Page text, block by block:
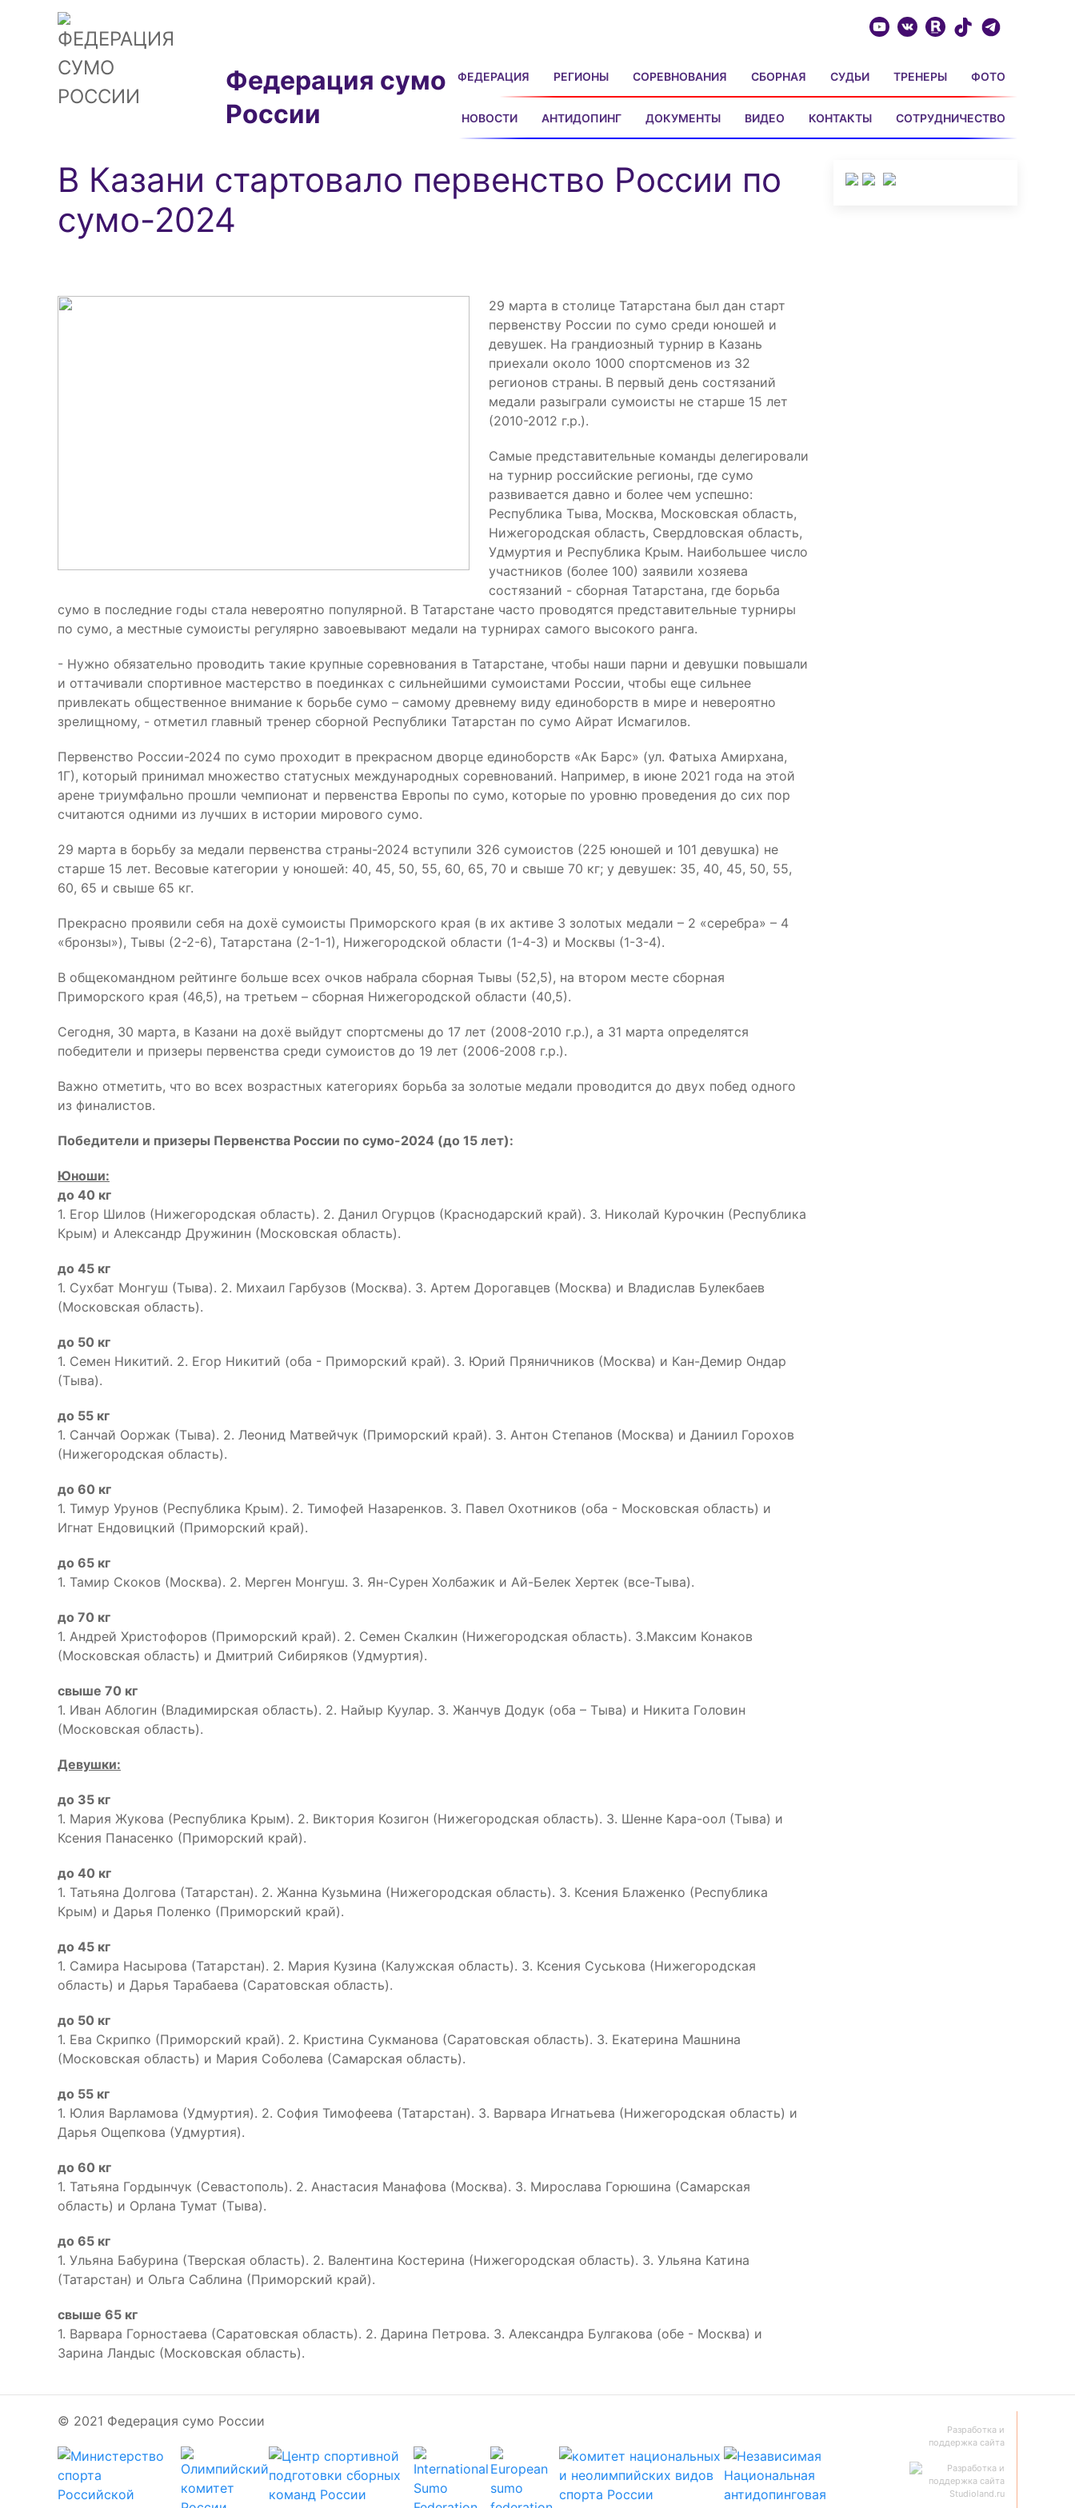
Федерация сумо
России
ФЕДЕРАЦИЯ РЕГИОНЫ СОРЕВНОВАНИЯ СБОРНАЯ СУДЬИ ТРЕНЕРЫ ФОТО
НОВОСТИ АНТИДОПИНГ ДОКУМЕНТЫ ВИДЕО КОНТАКТЫ СОТРУДНИЧЕСТВО
В Казани стартовало первенство России по
сумо-2024
29 марта в столице Татарстана был дан старт
первенству России по сумо среди юношей и
девушек. На грандиозный турнир в Казань
приехали около 1000 спортсменов из 32
регионов страны. В первый день состязаний
медали разыграли сумоисты не старше 15 лет
(2010-2012 г.р.).
Самые представительные команды делегировали
на турнир российские регионы, где сумо
развивается давно и более чем успешно:
Республика Тыва, Москва, Московская область,
Нижегородская область, Свердловская область,
Удмуртия и Республика Крым. Наибольшее число
участников (более 100) заявили хозяева
состязаний - сборная Татарстана, где борьба
сумо в последние годы стала невероятно популярной. В Татарстане часто проводятся представительные турниры
по сумо, а местные сумоисты регулярно завоевывают медали на турнирах самого высокого ранга.
- Нужно обязательно проводить такие крупные соревнования в Татарстане, чтобы наши парни и девушки повышали
и оттачивали спортивное мастерство в поединках с сильнейшими сумоистами России, чтобы еще сильнее
привлекать общественное внимание к борьбе сумо – самому древнему виду единоборств в мире и невероятно
зрелищному, - отметил главный тренер сборной Республики Татарстан по сумо Айрат Исмагилов.
Первенство России-2024 по сумо проходит в прекрасном дворце единоборств «Ак Барс» (ул. Фатыха Амирхана,
1Г), который принимал множество статусных международных соревнований. Например, в июне 2021 года на этой
арене триумфально прошли чемпионат и первенства Европы по сумо, которые по уровню проведения до сих пор
считаются одними из лучших в истории мирового сумо.
29 марта в борьбу за медали первенства страны-2024 вступили 326 сумоистов (225 юношей и 101 девушка) не
старше 15 лет. Весовые категории у юношей: 40, 45, 50, 55, 60, 65, 70 и свыше 70 кг; у девушек: 35, 40, 45, 50, 55,
60, 65 и свыше 65 кг.
Прекрасно проявили себя на дохё сумоисты Приморского края (в их активе 3 золотых медали – 2 «серебра» – 4
«бронзы»), Тывы (2-2-6), Татарстана (2-1-1), Нижегородской области (1-4-3) и Москвы (1-3-4).
В общекомандном рейтинге больше всех очков набрала сборная Тывы (52,5), на втором месте сборная
Приморского края (46,5), на третьем – сборная Нижегородской области (40,5).
Сегодня, 30 марта, в Казани на дохё выйдут спортсмены до 17 лет (2008-2010 г.р.), а 31 марта определятся
победители и призеры первенства среди сумоистов до 19 лет (2006-2008 г.р.).
Важно отметить, что во всех возрастных категориях борьба за золотые медали проводится до двух побед одного
из финалистов.
Победители и призеры Первенства России по сумо-2024 (до 15 лет):
Юноши:
до 40 кг
1. Егор Шилов (Нижегородская область). 2. Данил Огурцов (Краснодарский край). 3. Николай Курочкин (Республика
Крым) и Александр Дружинин (Московская область).
до 45 кг
1. Сухбат Монгуш (Тыва). 2. Михаил Гарбузов (Москва). 3. Артем Дорогавцев (Москва) и Владислав Булекбаев
(Московская область).
до 50 кг
1. Семен Никитий. 2. Егор Никитий (оба - Приморский край). 3. Юрий Пряничников (Москва) и Кан-Демир Ондар
(Тыва).
до 55 кг
1. Санчай Ооржак (Тыва). 2. Леонид Матвейчук (Приморский край). 3. Антон Степанов (Москва) и Даниил Горохов
(Нижегородская область).
до 60 кг
1. Тимур Урунов (Республика Крым). 2. Тимофей Назаренков. 3. Павел Охотников (оба - Московская область) и
Игнат Ендовицкий (Приморский край).
до 65 кг
1. Тамир Скоков (Москва). 2. Мерген Монгуш. 3. Ян-Сурен Холбажик и Ай-Белек Хертек (все-Тыва).
до 70 кг
1. Андрей Христофоров (Приморский край). 2. Семен Скалкин (Нижегородская область). 3.Максим Конаков
(Московская область) и Дмитрий Сибиряков (Удмуртия).
свыше 70 кг
1. Иван Аблогин (Владимирская область). 2. Найыр Куулар. 3. Жанчув Додук (оба – Тыва) и Никита Головин
(Московская область).
Девушки:
до 35 кг
1. Мария Жукова (Республика Крым). 2. Виктория Козигон (Нижегородская область). 3. Шенне Кара-оол (Тыва) и
Ксения Панасенко (Приморский край).
до 40 кг
1. Татьяна Долгова (Татарстан). 2. Жанна Кузьмина (Нижегородская область). 3. Ксения Блаженко (Республика
Крым) и Дарья Поленко (Приморский край).
до 45 кг
1. Самира Насырова (Татарстан). 2. Мария Кузина (Калужская область). 3. Ксения Суськова (Нижегородская
область) и Дарья Тарабаева (Саратовская область).
до 50 кг
1. Ева Скрипко (Приморский край). 2. Кристина Сукманова (Саратовская область). 3. Екатерина Машнина
(Московская область) и Мария Соболева (Самарская область).
до 55 кг
1. Юлия Варламова (Удмуртия). 2. София Тимофеева (Татарстан). 3. Варвара Игнатьева (Нижегородская область) и
Дарья Ощепкова (Удмуртия).
до 60 кг
1. Татьяна Гордынчук (Севастополь). 2. Анастасия Манафова (Москва). 3. Мирослава Горюшина (Самарская
область) и Орлана Тумат (Тыва).
до 65 кг
1. Ульяна Бабурина (Тверская область). 2. Валентина Костерина (Нижегородская область). 3. Ульяна Катина
(Татарстан) и Ольга Саблина (Приморский край).
свыше 65 кг
1. Варвара Горностаева (Саратовская область). 2. Дарина Петрова. 3. Александра Булгакова (обе - Москва) и
Зарина Ландыс (Московская область).
© 2021 Федерация сумо России
Разработка и
поддержка сайта